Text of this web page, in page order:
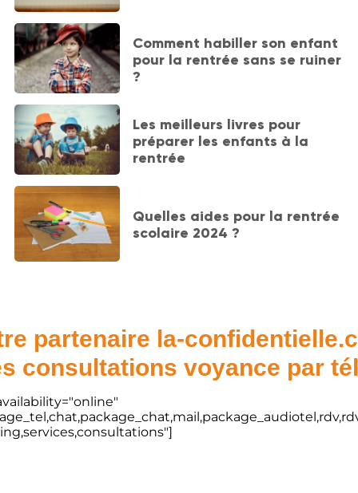
Comment habiller son enfant
pour la rentrée sans se ruiner
?
Les meilleurs livres pour
préparer les enfants à la
rentrée
Quelles aides pour la rentrée
scolaire 2024 ?
partenaire la-
consultations voyance par